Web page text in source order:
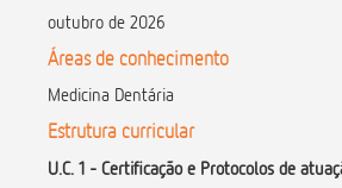
outubro de 2026
Áreas de conhecimento
Medicina Dentária
Estrutura curricular
U.C. 1 - Certificação e Protocolos de